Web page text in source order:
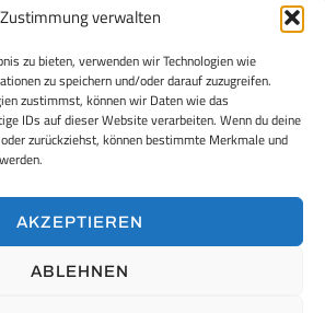
Zustimmung verwalten
zu bieten, verwenden wir Technologien wie
zu speichern und/oder darauf zuzugreifen.
zustimmst, können wir Daten wie das
IDs auf dieser Website verarbeiten. Wenn du deine
zurückziehst, können bestimmte Merkmale und
AKZEPTIEREN
ABLEHNEN